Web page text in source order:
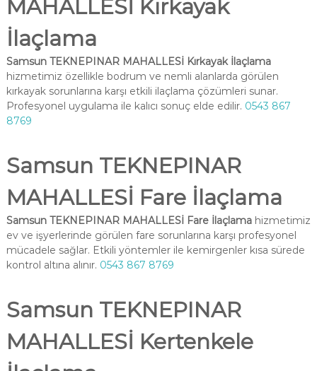
MAHALLESİ Kırkayak
İlaçlama
Samsun TEKNEPINAR MAHALLESİ Kırkayak İlaçlama
hizmetimiz özellikle bodrum ve nemli alanlarda görülen
kırkayak sorunlarına karşı etkili ilaçlama çözümleri sunar.
Profesyonel uygulama ile kalıcı sonuç elde edilir. 0543 867
8769
Samsun TEKNEPINAR
MAHALLESİ Fare İlaçlama
Samsun TEKNEPINAR MAHALLESİ Fare İlaçlamahizmetimiz
ev ve işyerlerinde görülen fare sorunlarına karşı profesyonel
mücadele sağlar. Etkili yöntemler ile kemirgenler kısa sürede
kontrol altına alınır. 0543 867 8769
Samsun TEKNEPINAR
MAHALLESİ Kertenkele